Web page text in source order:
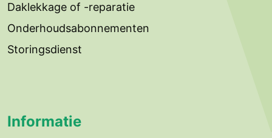
Daklekkage of -reparatie
Onderhoudsabonnementen
Storingsdienst
Informatie